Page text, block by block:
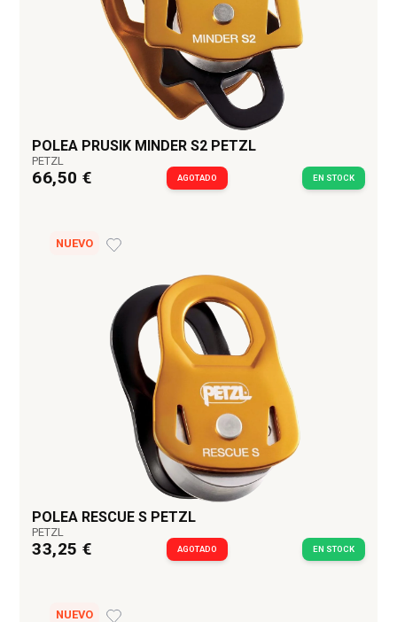
POLEA PRUSIK MINDER S2 PETZL
PETZL
66,50 € AGOTADO EN STOCK
NUEVO
POLEA RESCUE S PETZL
PETZL
33,25 € AGOTADO EN STOCK
NUEVO